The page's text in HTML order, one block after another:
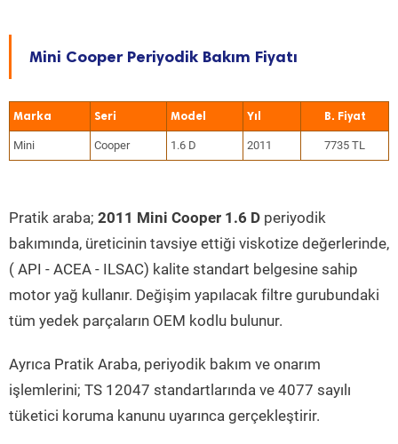
Mini Cooper Periyodik Bakım Fiyatı
Marka Seri Model Yıl
Mini Cooper 1.6 D 2011 7735 TL
Pratik araba; 2011 Mini Cooper 1.6 D periyodik
bakımında, üreticinin tavsiye ettiği viskotize değerlerinde,
( API - ACEA - ILSAC) kalite standart belgesine sahip
motor yağ kullanır. Değişim yapılacak filtre gurubundaki
tüm yedek parçaların OEM kodlu bulunur.
Ayrıca Pratik Araba, periyodik bakım ve onarım
işlemlerini; TS 12047 standartlarında ve 4077 sayılı
tüketici koruma kanunu uyarınca gerçekleştirir.